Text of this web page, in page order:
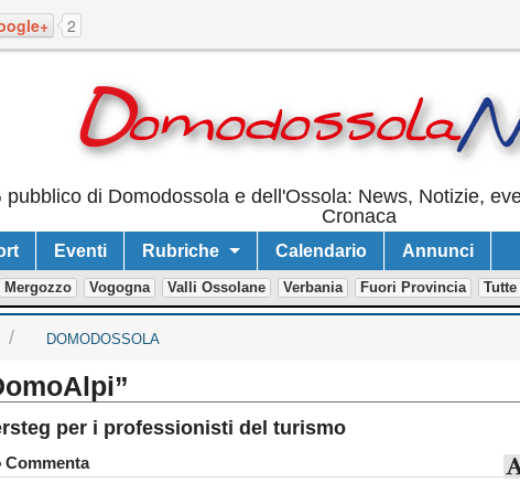
2
pubblico di Domodossola e dell'Ossola: News, Notizie,
Cronaca
Eventi Rubriche Calendario Annunci
Mergozzo Vogogna Valli Ossolane Verbania Fuori Provincia
DOMODOSSOLA
per i professionisti del turismo
Commenta